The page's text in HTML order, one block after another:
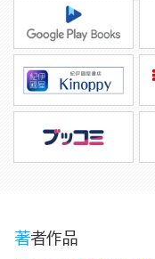
著者作品